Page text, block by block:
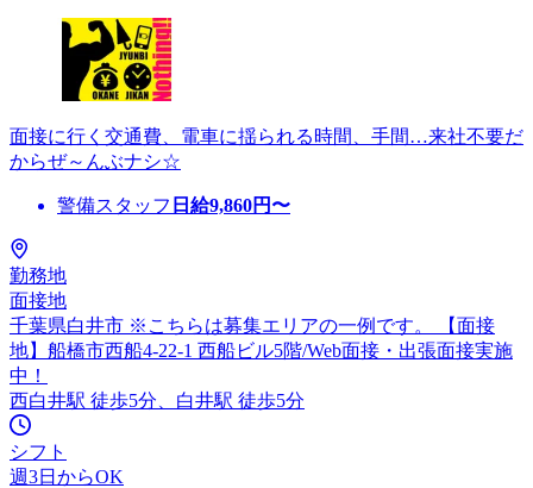
面接に行く交通費、電車に揺られる時間、手間…来社不要だ
からぜ～んぶナシ☆
警備スタッフ 日給9,860円〜
勤務地
面接地
千葉県白井市 ※こちらは募集エリアの一例です。 【面接
地】船橋市西船4-22-1 西船ビル5階/Web面接・出張面接実施
中！
西白井駅 徒歩5分、白井駅 徒歩5分
シフト
週3日からOK